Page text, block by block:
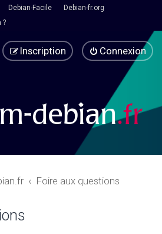
Debian-Facile
Debian-fr.org
?
Connexion
Inscription
Foire aux questions